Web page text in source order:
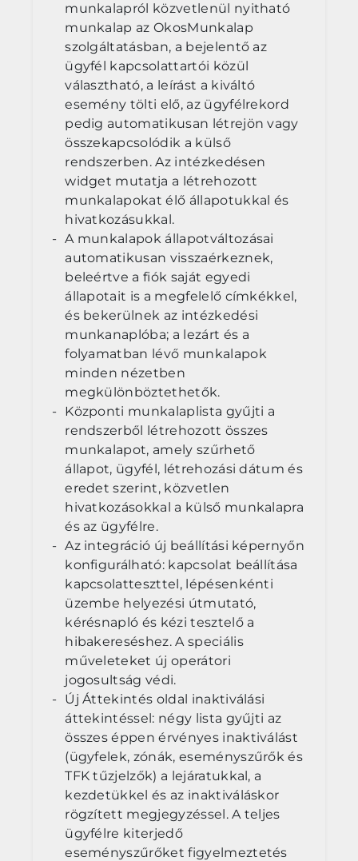
munkalapról közvetlenül nyitható
munkalap az OkosMunkalap
szolgáltatásban, a bejelentő az
ügyfél kapcsolattartói közül
választható, a leírást a kiváltó
esemény tölti elő, az ügyfélrekord
pedig automatikusan létrejön vagy
összekapcsolódik a külső
rendszerben. Az intézkedésen
widget mutatja a létrehozott
munkalapokat élő állapotukkal és
hivatkozásukkal.
A munkalapok állapotváltozásai
automatikusan visszaérkeznek,
beleértve a fiók saját egyedi
állapotait is a megfelelő címkékkel,
és bekerülnek az intézkedési
munkanaplóba; a lezárt és a
folyamatban lévő munkalapok
minden nézetben
megkülönböztethetők.
Központi munkalaplista gyűjti a
rendszerből létrehozott összes
munkalapot, amely szűrhető
állapot, ügyfél, létrehozási dátum és
eredet szerint, közvetlen
hivatkozásokkal a külső munkalapra
és az ügyfélre.
Az integráció új beállítási képernyőn
konfigurálható: kapcsolat beállítása
kapcsolatteszttel, lépésenkénti
üzembe helyezési útmutató,
kérésnapló és kézi tesztelő a
hibakereséshez. A speciális
műveleteket új operátori
jogosultság védi.
Új Áttekintés oldal inaktiválási
áttekintéssel: négy lista gyűjti az
összes éppen érvényes inaktiválást
(ügyfelek, zónák, eseményszűrők és
TFK tűzjelzők) a lejáratukkal, a
kezdetükkel és az inaktiváláskor
rögzített megjegyzéssel. A teljes
ügyfélre kiterjedő
eseményszűrőket figyelmeztetés